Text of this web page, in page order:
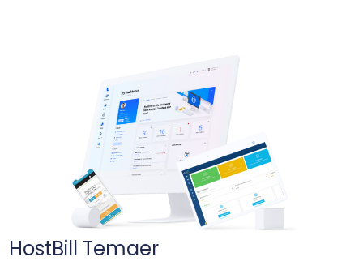
HostBill Temaer